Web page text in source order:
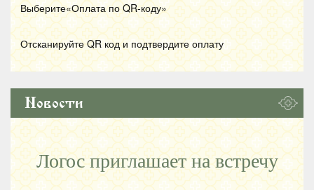
Выберите«Оплата по QR-коду»
Отсканируйте QR код и подтвердите оплату
Новости
Логос приглашает на встречу